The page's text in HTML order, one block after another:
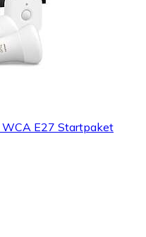
WCA E27 Startpaket